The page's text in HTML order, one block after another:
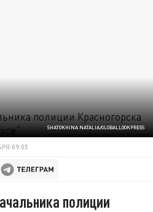
SHATOKHINA NATALIA/GLOBALLOOKPRESS
09:05
полиции